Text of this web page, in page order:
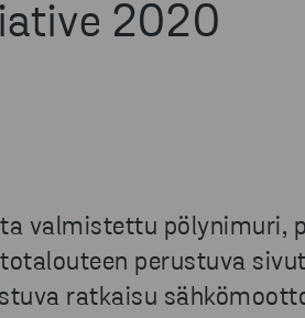
2020
valmistettu pölynimuri,
perustuva
ratkaisu